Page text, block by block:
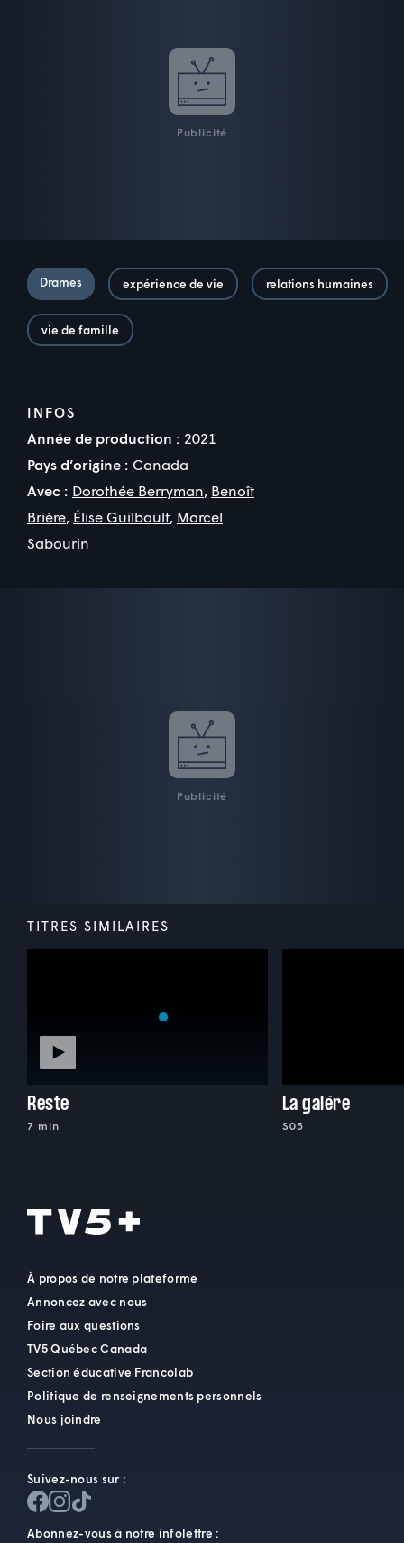
Publicité
Drames expérience de vie relations humaines
vie de famille
INFOS
Année de production : 2021
Pays d’origine : Canada
Avec : Dorothée Berryman, Benoît
Brière, Élise Guilbault, Marcel
Sabourin
Publicité
TITRES SIMILAIRES
Reste
7 min
La galère
S05
À propos de notre plateforme
Annoncez avec nous
Foire aux questions
TV5 Québec Canada
Section éducative Francolab
Politique de renseignements personnels
Nous joindre
Suivez-nous sur :
Abonnez-vous à notre infolettre :